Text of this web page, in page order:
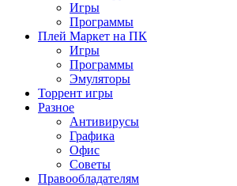
Игры
Программы
Плей Маркет на ПК
Игры
Программы
Эмуляторы
Торрент игры
Разное
Антивирусы
Графика
Офис
Советы
Правообладателям